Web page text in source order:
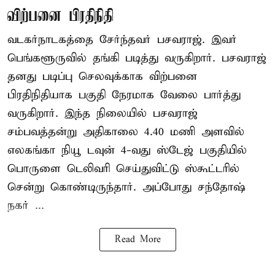
விற்பனை பிரதிநிதி
வடகர்நாடகத்தை சேர்ந்தவர் பசவராஜ். இவர்
பெங்களூருவில் தங்கி படித்து வருகிறார். பசவராஜ்
தனது படிப்பு செலவுக்காக விற்பனை
பிரதிநிதியாக பகுதி நேரமாக வேலை பார்த்து
வருகிறார். இந்த நிலையில் பசவராஜ்
சம்பவத்தன்று அதிகாலை 4.40 மணி அளவில்
எலகங்கா நியூ டவுன் 4-வது ஸ்டேஜ் பகுதியில்
பொருளை டெலிவரி செய்துவிட்டு ஸ்கூட்டரில்
சென்று கொண்டிருந்தார். அப்போது சந்தோஷ்
நகர் ...
Read More